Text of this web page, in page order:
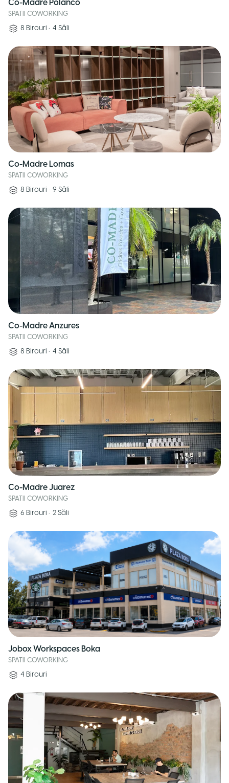
Co-Madre Polanco
SPATII COWORKING
8 Birouri • 4 Săli
Co-Madre Lomas
SPATII COWORKING
8 Birouri • 9 Săli
Co-Madre Anzures
SPATII COWORKING
8 Birouri • 4 Săli
Co-Madre Juarez
SPATII COWORKING
6 Birouri • 2 Săli
Jobox Workspaces Boka
SPATII COWORKING
4 Birouri